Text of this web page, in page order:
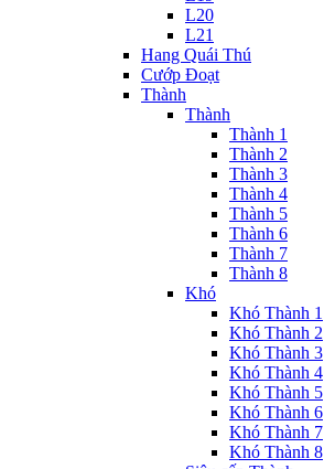
L20
L21
Hang Quái Thú
Cướp Đoạt
Thành
Thành
Thành 1
Thành 2
Thành 3
Thành 4
Thành 5
Thành 6
Thành 7
Thành 8
Khó
Khó Thành 1
Khó Thành 2
Khó Thành 3
Khó Thành 4
Khó Thành 5
Khó Thành 6
Khó Thành 7
Khó Thành 8